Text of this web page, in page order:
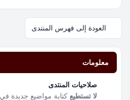
العودة إلى فهرس المنتدى
معلومات
صلاحيات المنتدى
لا تستطيع كتابة مواضيع جديدة في